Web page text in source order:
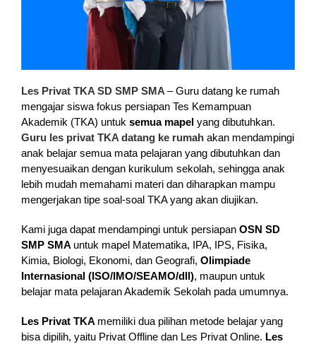
Les Privat TKA SD SMP SMA – Guru datang ke rumah
mengajar siswa fokus persiapan Tes Kemampuan
Akademik (TKA) untuk semua mapelyang dibutuhkan.
Guru les privat TKA datang ke rumah akan mendampingi
anak belajar semua mata pelajaran yang dibutuhkan dan
menyesuaikan dengan kurikulum sekolah, sehingga anak
lebih mudah memahami materi dan diharapkan mampu
mengerjakan tipe soal-soal TKA yang akan diujikan.
Kami juga dapat mendampingi untuk persiapan OSN SD
SMP SMA untuk mapel Matematika, IPA, IPS, Fisika,
Kimia, Biologi, Ekonomi, dan Geografi, Olimpiade
Internasional (ISO/IMO/SEAMO/dll), maupun untuk
belajar mata pelajaran Akademik Sekolah pada umumnya.
Les Privat TKA memiliki dua pilihan metode belajar yang
bisa dipilih, yaitu Privat Offline dan Les Privat Online. Les